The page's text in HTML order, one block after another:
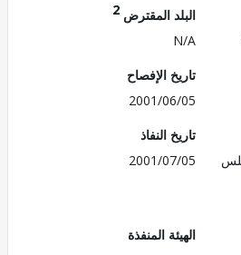
البلد المقترض
تاريخ الإفصاح
2001/06/05
تاريخ النفاذ
2001/07/05
الهيئة المنفذة